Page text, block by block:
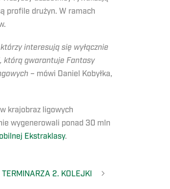
profile drużyn. W ramach
interesują się wyłącznie
którą gwarantuje Fantasy
– mówi Daniel Kobyłka,
krajobraz ligowych
wygenerowali ponad 30 mln
Ekstraklasy.
2. KOLEJKI